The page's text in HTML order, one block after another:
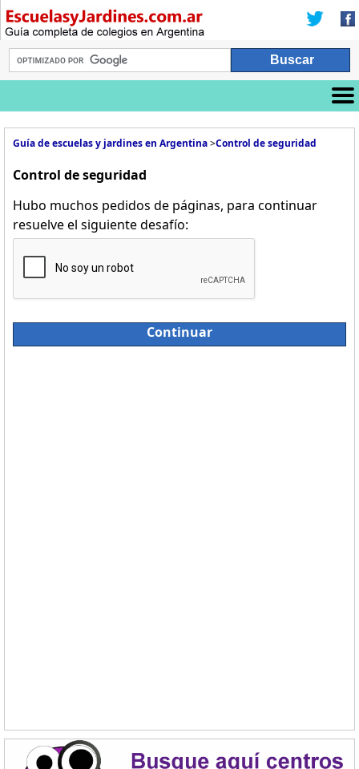
Guía de escuelas y jardines en Argentina>Control de seguridad
Control de seguridad
Hubo muchos pedidos de páginas, para continuar
resuelve el siguiente desafío:
Continuar